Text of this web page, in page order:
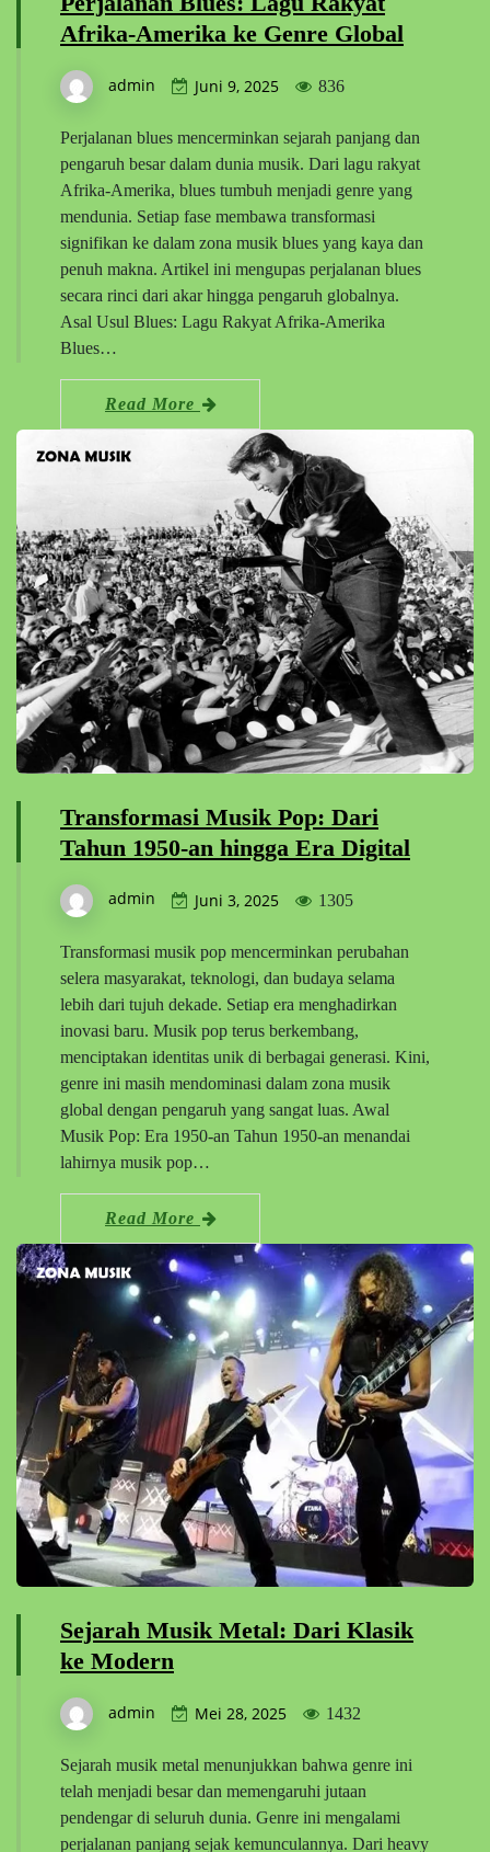
Afrika-Amerika ke Genre Global
admin Juni 9, 2025 836
Perjalanan blues mencerminkan sejarah panjang dan
pengaruh besar dalam dunia musik. Dari lagu rakyat
Afrika-Amerika, blues tumbuh menjadi genre yang
mendunia. Setiap fase membawa transformasi
signifikan ke dalam zona musik blues yang kaya dan
penuh makna. Artikel ini mengupas perjalanan blues
secara rinci dari akar hingga pengaruh globalnya.
Asal Usul Blues: Lagu Rakyat Afrika-Amerika
Blues…
Read More
Transformasi Musik Pop: Dari
Tahun 1950-an hingga Era Digital
admin Juni 3, 2025 1305
Transformasi musik pop mencerminkan perubahan
selera masyarakat, teknologi, dan budaya selama
lebih dari tujuh dekade. Setiap era menghadirkan
inovasi baru. Musik pop terus berkembang,
menciptakan identitas unik di berbagai generasi. Kini,
genre ini masih mendominasi dalam zona musik
global dengan pengaruh yang sangat luas. Awal
Musik Pop: Era 1950-an Tahun 1950-an menandai
lahirnya musik pop…
Read More
Sejarah Musik Metal: Dari Klasik
ke Modern
admin Mei 28, 2025 1432
Sejarah musik metal menunjukkan bahwa genre ini
telah menjadi besar dan memengaruhi jutaan
pendengar di seluruh dunia. Genre ini mengalami
perjalanan panjang sejak kemunculannya. Dari heavy